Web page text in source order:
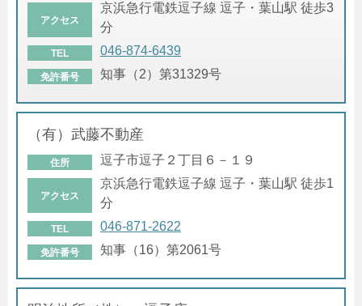
アクセス
京浜急行電鉄逗子線 逗子・葉山駅 徒歩3
分
TEL 046-874-6439
免許番号 知事（2）第31329号
（有）武藤不動産
住所 逗子市逗子２丁目６－１９
アクセス
京浜急行電鉄逗子線 逗子・葉山駅 徒歩1
分
TEL 046-871-2622
免許番号 知事（16）第2061号